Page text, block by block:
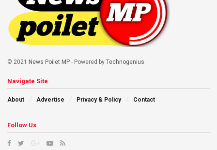
© 2021 News Poilet MP - Powered by Technogenius.
Navigate Site
About Advertise Privacy & Policy Contact
Follow Us